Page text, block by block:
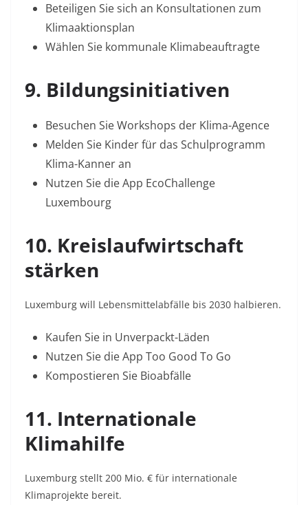
Beteiligen Sie sich an Konsultationen zum
Klimaaktionsplan
Wählen Sie kommunale Klimabeauftragte
9. Bildungsinitiativen
Besuchen Sie Workshops der Klima-Agence
Melden Sie Kinder für das Schulprogramm
Klima-Kanneran
Nutzen Sie die App EcoChallenge
Luxembourg
10. Kreislaufwirtschaft
stärken
Luxemburg will Lebensmittelabfälle bis 2030 halbieren.
Kaufen Sie in Unverpackt-Läden
Nutzen Sie die App Too Good To Go
Kompostieren Sie Bioabfälle
11. Internationale
Klimahilfe
Luxemburg stellt 200 Mio. € für internationale
Klimaprojekte bereit.